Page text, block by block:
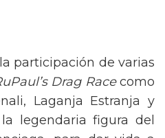
participación de varias
Drag Racecomo
Laganja Estranja y
legendaria figura del